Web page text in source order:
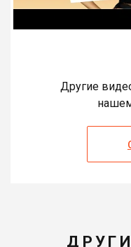
Другие